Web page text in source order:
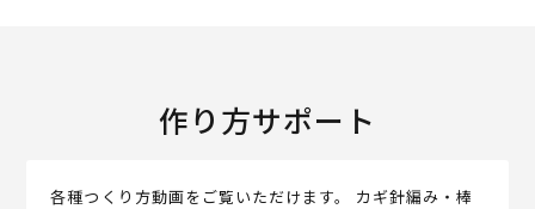
作り方サポート
各種つくり方動画をご覧いただけます。 カギ針編み・棒